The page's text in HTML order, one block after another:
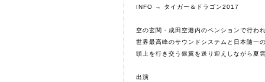
INFO → タイガー＆ドラゴン2017
空の玄関・成田空港内のペンションで行わ
世界最高峰のサウンドシステムと日本随一
頭上を行き交う銀翼を送り迎えしながら夏
出演